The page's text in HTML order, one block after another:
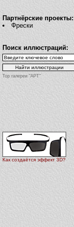
Партнёрские проекты:
Фрески
Поиск иллюстраций:
Top галереи "АРТ"
Как создаётся эффект 3D?